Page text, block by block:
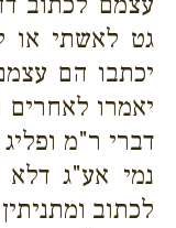
גט לאשתי או
יכתבו הם
יאמרו לאחרים
דברי ר"מ
נמי אע"ג
לכתוב